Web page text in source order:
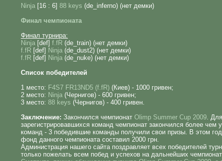
Ninja [16 : 6] 88 keys (de_inferno) (нет демки)
Финал чемпионата
Финал турнира:
Ninja [def] f.fR (de_train) (нет демки)
f.fR [def] Ninja (de_dust2) (нет демки)
f.fR [def] Ninja (de_nuke) (нет демки)
Список победителей
1 место: F4S7 FR13ND5 (f.fR) (Киев) - 1000 гривен;
2 место: Ninja (Чернигов) - 600 гривен;
3 место: 88 keys (Чернигов) - 400 гривен.
Заключение: Закончился чемпионат Olimp Summer Cup 2009.
зарегистрировавшихся команд чемпионат закончился более чем
команд - 3 победившие команды получили свои призы. В этом
фонд данного чемпионата составил 2000 грн.
Администрация нашего сайта поздравляет всех победителей
только пожелать всем побед и успехов на дальнейших